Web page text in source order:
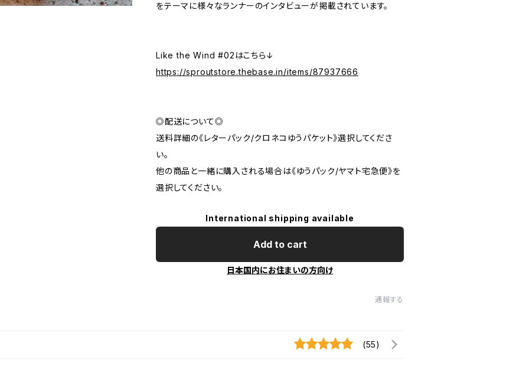
をテーマに様々なランナーのインタビューが掲載されています。
Like the Wind #02はこちら↓
https://sproutstore.thebase.in/items/87937666
◎配送について◎
送料詳細の《レターパック/クロネコゆうパケット》選択してくださ
い。
他の商品と一緒に購入される場合は《ゆうパック/ヤマト宅急便》を
選択してください。
International shipping available
Add to cart
日本国内にお住まいの方向け
通報する
(55)